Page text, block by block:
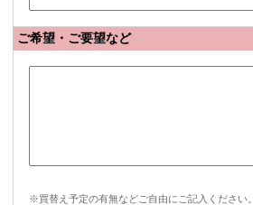
ご希望・ご要望など
※買替え予定の有無などご自由にご記入ください。